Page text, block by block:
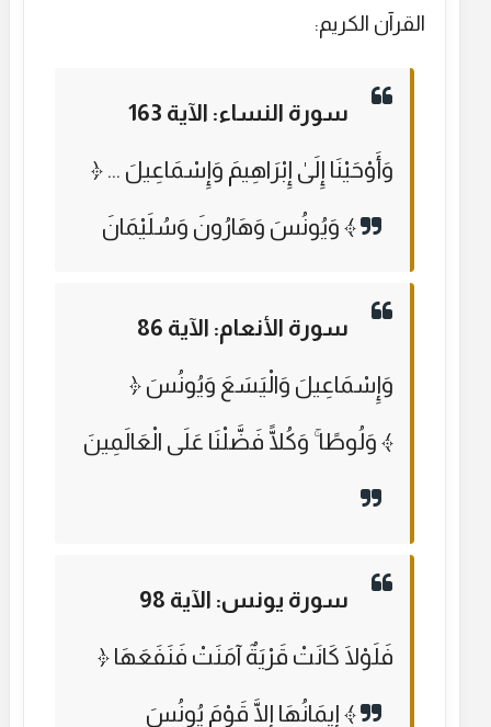
القرآن الكريم:
سورة النساء: الآية 163
﴿ وَأَوْحَيْنَا إِلَىٰ إِبْرَاهِيمَ وَإِسْمَاعِيلَ ...
وَيُونُسَ وَهَارُونَ وَسُلَيْمَانَ ﴾
سورة الأنعام: الآية 86
﴿ وَإِسْمَاعِيلَ وَالْيَسَعَ وَيُونُسَ
وَلُوطًا ۚ وَكُلًّا فَضَّلْنَا عَلَى الْعَالَمِينَ ﴾
سورة يونس: الآية 98
﴿ فَلَوْلَا كَانَتْ قَرْيَةٌ آمَنَتْ فَنَفَعَهَا
إِيمَانُهَا إِلَّا قَوْمَ يُونُسَ ﴾